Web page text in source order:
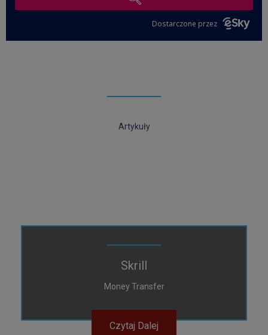
Dostarczone przez
Artykuły
Skrill
Money Transfer
Czytaj Dalej